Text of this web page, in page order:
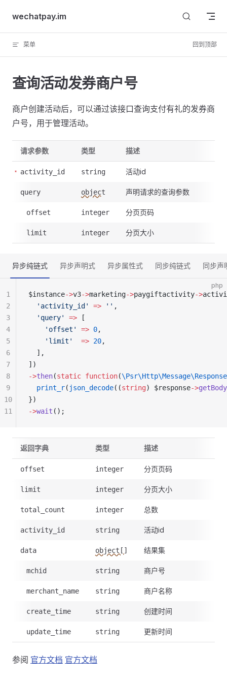
Skip to content
wechatpay.im
菜单 回到顶部
查询活动发券商户号
商户创建活动后，可以通过该接口查询支付有礼的发券商
户号，用于管理活动。
请求参数 类型 描述
activity_id string 活动id
query object 声明请求的查询参数
offset integer 分页页码
limit integer 分页大小
异步纯链式 异步声明式 异步属性式 同步纯链式 同步声
php
$instance->v3->marketing->paygiftactivity->
  'activity_id'
=> '' ,
  'query'
=> [
    'offset'
=> 0,
    'limit'
  =>
20,
  ],
])
->then(static function(
  print_r
( json_decode((string) $response->getBody
})
->wait ();
1
2
3
4
5
6
7
8
9
10
11
返回字典 类型 描述
offset integer 分页页码
limit integer 分页大小
total_count integer 总数
activity_id string 活动id
data object[] 结果集
mchid string 商户号
merchant_name string 商户名称
create_time string 创建时间
update_time string 更新时间
参阅 官方文档 官方文档